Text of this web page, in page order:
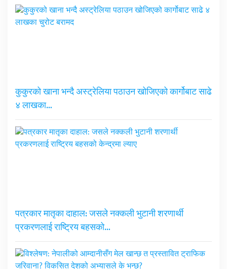
कुकुरको खाना भन्दै अस्ट्रेलिया पठाउन खोजिएको कार्गोबाट साढे
४ लाखका…
पत्रकार मातृका दाहाल: जसले नक्कली भुटानी शरणार्थी
प्रकरणलाई राष्ट्रिय बहसको…